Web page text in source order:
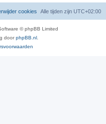
Alle tijden zijn UTC+02:00
cookies
© phpBB Limited
doorphpBB.nl